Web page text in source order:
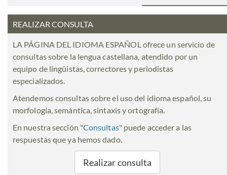
REALIZAR CONSULTA
LA PÁGINA DEL IDIOMA ESPAÑOL ofrece un servicio de
consultas sobre la lengua castellana, atendido por un
equipo de lingüistas, correctores y periodistas
especializados.
Atendemos consultas sobre el uso del idioma español, su
morfología, semántica, sintaxis y ortografía.
En nuestra sección "Consultas" puede acceder a las
respuestas que ya hemos dado.
Realizar consulta